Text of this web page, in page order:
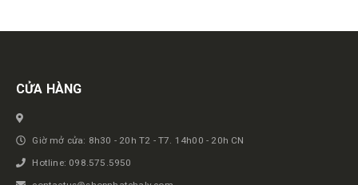
Get in touch
CỬA HÀNG
Giờ mở cửa: 8h30 - 20h T2 - T7. 14h00 - 20h CN
Hotline: 098.575.5950